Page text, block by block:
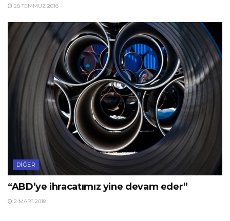
28 TEMMUZ 2018
DIĞER
“ABD’ye ihracatımız yine devam eder”
2 MART 2018